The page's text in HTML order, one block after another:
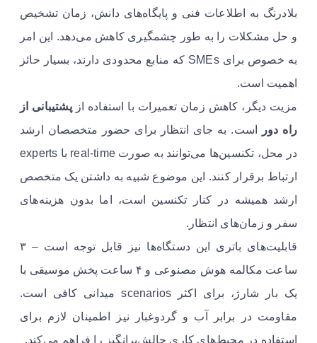
بلادرنگ به اطلاعات فنی و پایگاه‌های دانش، زمان تشخیص
و حل مشکلات را به طور چشمگیری کاهش می‌دهد. این امر
به خصوص برای SMEs که منابع محدودی دارند، بسیار حائز
اهمیت است.
مزیت دیگر، کاهش زمان تعمیرات با استفاده ازپشتیبانی از
راه دور
است. به جای انتظار برای حضور متخصصان ارشد
در محل، تکنسین‌ها می‌توانند به صورت real-time با experts
ارتباط برقرار کنند. این موضوع شبیه به داشتن یک متخصص
ارشد همیشه در کنار تکنسین است، اما بدون هزینه‌های
سفر و زمان‌های انتظار.
قابلیت‌های باتری این دستگاه‌ها نیز قابل توجه است – ۳
ساعت مکالمه هوش مصنوعی و ۴ ساعت پخش موسیقی با
یک بار شارژ، برای اکثر scenarios میدانی کافی است.
مقاومت در برابر آب و گردوغبار نیز اطمینان لازم برای
استفاده در محیط‌های کاری چالش‌برانگیز را فراهم می‌کند.